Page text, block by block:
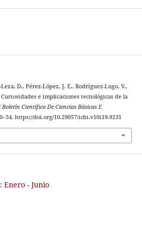
D., Pérez-López, J. E., Rodríguez-Lugo, V.,
e implicaciones tecnológicas de la
Boletín Científico De Ciencias Básicas E
https://doi.org/10.29057/icbi.v10i19.9231
Enero - Junio